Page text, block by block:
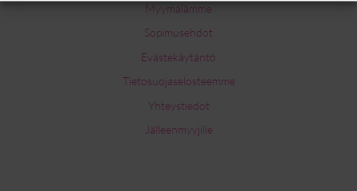
Myymälämme
Sopimusehdot
Evästekäytäntö
Tietosuojaselosteemme
Yhteystiedot
Jälleenmyyjille